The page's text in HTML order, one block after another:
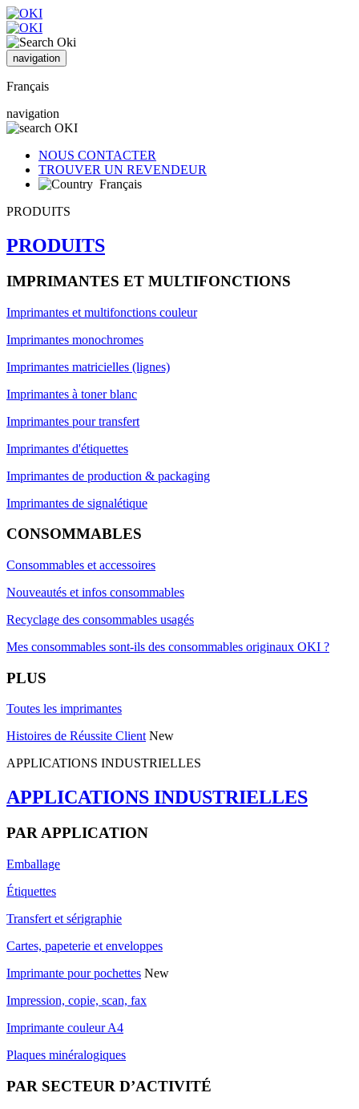
navigation
Français
navigation
NOUS CONTACTER
TROUVER UN REVENDEUR
Français
PRODUITS
PRODUITS
IMPRIMANTES ET MULTIFONCTIONS
Imprimantes et multifonctions couleur
Imprimantes monochromes
Imprimantes matricielles (lignes)
Imprimantes à toner blanc
Imprimantes pour transfert
Imprimantes d'étiquettes
Imprimantes de production & packaging
Imprimantes de signalétique
CONSOMMABLES
Consommables et accessoires
Nouveautés et infos consommables
Recyclage des consommables usagés
Mes consommables sont-ils des consommables originaux OKI ?
PLUS
Toutes les imprimantes
Histoires de Réussite Client New
APPLICATIONS INDUSTRIELLES
APPLICATIONS INDUSTRIELLES
PAR APPLICATION
Emballage
Étiquettes
Transfert et sérigraphie
Cartes, papeterie et enveloppes
Imprimante pour pochettes New
Impression, copie, scan, fax
Imprimante couleur A4
Plaques minéralogiques
PAR SECTEUR D’ACTIVITÉ